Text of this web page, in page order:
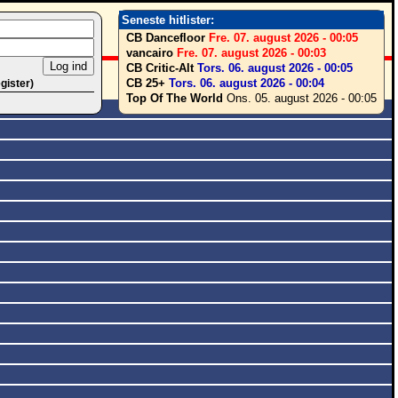
Seneste hitlister:
CB Dancefloor Fre. 07. august 2026 - 00:05
vancairo Fre. 07. august 2026 - 00:03
CB Critic-Alt Tors. 06. august 2026 - 00:05
CB 25+ Tors. 06. august 2026 - 00:04
Top Of The World Ons. 05. august 2026 - 00:05